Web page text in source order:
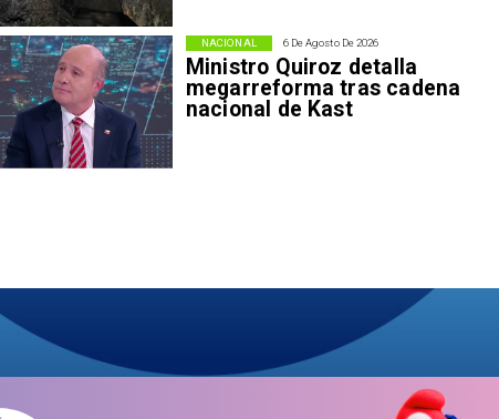
6 De Agosto De 2026
Ministro Quiroz detalla
megarreforma tras cadena
nacional de Kast
NACIONAL